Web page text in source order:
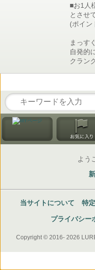
■お1人
とさせ
(ポイン
まっす
自発的
クラン
よう
当サイトについて 特
プライバシー
Copyright © 2016- 2026